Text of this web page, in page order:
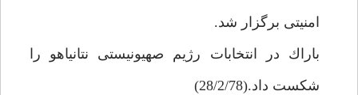
امنيتى برگزار شد.
باراك در انتخابات رژيم صهيونيستى نتانياهو را
شكست داد.(28/2/78)